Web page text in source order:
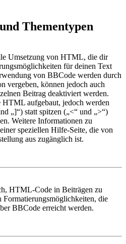
Thementypen
Umsetzung von HTML, die dir
für deinen Text
von BBCode werden durch
vergeben, können jedoch auch
Beitrag deaktiviert werden.
aufgebaut, jedoch werden
„]“) statt spitzen („<“ und „>“)
Weitere Informationen zu
speziellen Hilfe-Seite, die von
aus zugänglich ist.
HTML-Code in Beiträgen zu
Formatierungsmöglichkeiten, die
BBCode erreicht werden.